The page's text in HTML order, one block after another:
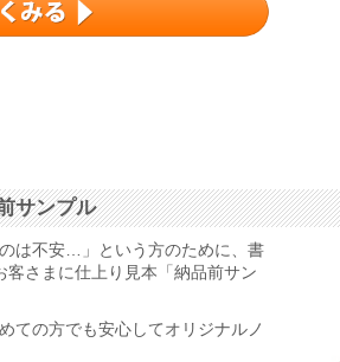
サンプル
は不安…」という方のために、書
さまに仕上り見本「納品前サン
ての方でも安心してオリジナルノ